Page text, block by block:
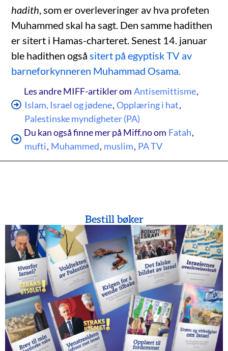
hadith , som er overleveringer av hva profeten
Muhammed skal ha sagt. Den samme hadithen
er sitert i Hamas-charteret. Senest 14. januar
ble hadithen også sitert på egyptisk TV av
barneforkynneren Muhammad Osama.
Les andre MIFF-artikler om Antisemittisme,
Islam, Israel og jødene, Opplæring i hat,
Palestinske myndigheter (PA)
Du kan også finne mer på Miff.no om Fatah,
mufti, Muhammed, muslim, PA TV
Bestill bøker